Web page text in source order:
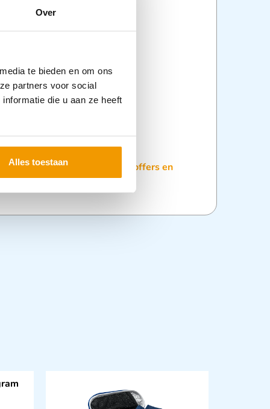
Over
te bieden en om ons
partners voor social
die u aan ze heeft
Alles toestaan
d.m.v. 2 klikclips
voor transport
van wandhouder
Nieuwe Producten
Verbandkoffers en
Leeg